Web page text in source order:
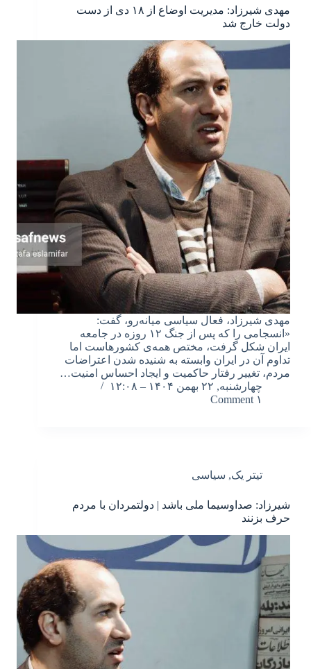
مهدی شیرزاد: مدیریت اوضاع از ۱۸ دی از دست
دولت خارج شد
مهدی شیرزاد، فعال سیاسی میانه‌رو، گفت:
«انسجامی را که پس از جنگ ۱۲ روزه در جامعه
ایران شکل گرفت، مختص همه‌ی کشورهاست اما
تداوم آن در ایران وابسته به شنیده شدن اعتراضات
مردم، تغییر رفتار حاکمیت و ایجاد احساس امنیت…
چهارشنبه, ۲۲ بهمن ۱۴۰۴ – ۱۲:۰۸
۱ Comment
تیتر یک, سیاسی
شیرزاد: صداوسیما ملی باشد | دولتمردان با مردم
حرف بزنند